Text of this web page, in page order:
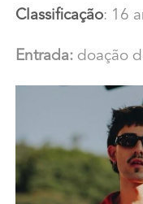
Classificação: 16
Entrada: doação